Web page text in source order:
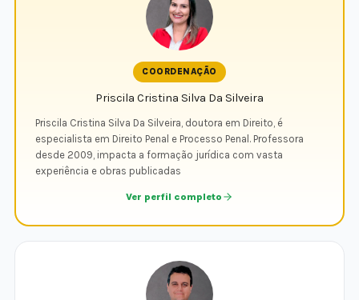
COORDENAÇÃO
Priscila Cristina Silva Da Silveira
Priscila Cristina Silva Da Silveira, doutora em Direito, é
especialista em Direito Penal e Processo Penal. Professora
desde 2009, impacta a formação jurídica com vasta
experiência e obras publicadas
Ver perfil completo